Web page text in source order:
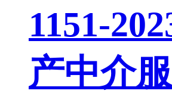
1151-
产中介